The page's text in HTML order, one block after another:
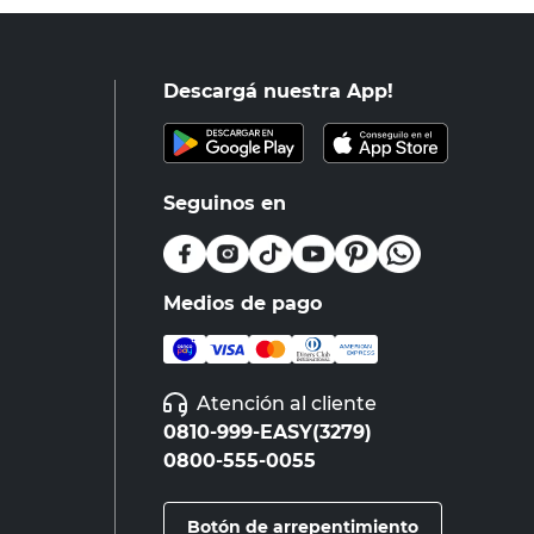
Descargá nuestra App!
Seguinos en
Medios de pago
Atención al cliente
0810-999-EASY(3279)
0800-555-0055
Botón de arrepentimiento